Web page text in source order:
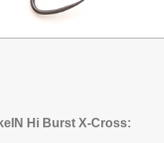
Hi Burst X-Cross: